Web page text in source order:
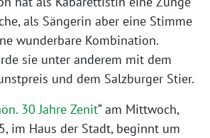
als Sängerin aber eine Stimme
wunderbare Kombination.
sie unter anderem mit dem
und dem Salzburger Stier.
30 Jahre Zenit“ am Mittwoch,
im Haus der Stadt, beginnt um